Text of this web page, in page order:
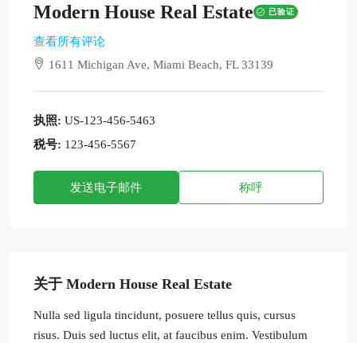
Modern House Real Estate 已验证
查看所有评论
1611 Michigan Ave, Miami Beach, FL 33139
执照: US-123-456-5463
税号: 123-456-5567
发送电子邮件 称呼
关于 Modern House Real Estate
Nulla sed ligula tincidunt, posuere tellus quis, cursus
risus. Duis sed luctus elit, at faucibus enim. Vestibulum